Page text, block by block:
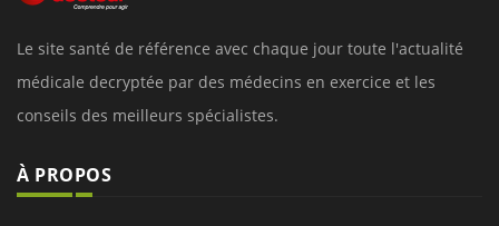
Le site santé de référence avec chaque jour toute l'actualité
médicale decryptée par des médecins en exercice et les
conseils des meilleurs spécialistes.
À PROPOS